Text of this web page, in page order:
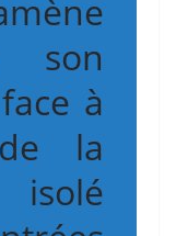
son
à
de la